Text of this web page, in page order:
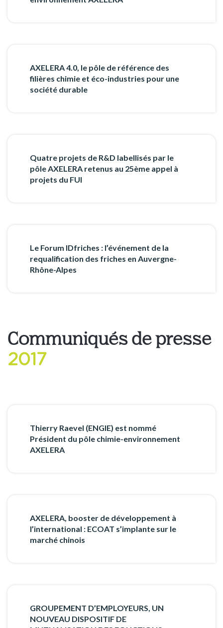
AXELERA 4.0, le pôle de référence des
filières chimie et éco-industries pour une
société durable
Quatre projets de R&D labellisés par le
pôle AXELERA retenus au 25ème appel à
projets du FUI
Le Forum IDfriches : l’événement de la
requalification des friches en Auvergne-
Rhône-Alpes
Communiqués de presse
2017
Thierry Raevel (ENGIE) est nommé
Président du pôle chimie-environnement
AXELERA
AXELERA, booster de développement à
l’international : ECOAT s’implante sur le
marché chinois
GROUPEMENT D’EMPLOYEURS, UN
NOUVEAU DISPOSITIF DE